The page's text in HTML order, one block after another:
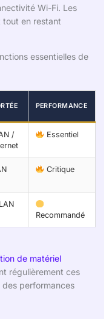
Wi-Fi. Les
tout en restant
essentielles de
PERFORMANCE
/
Essentiel
Critique
Recommandé
de matériel
régulièrement ces
performances